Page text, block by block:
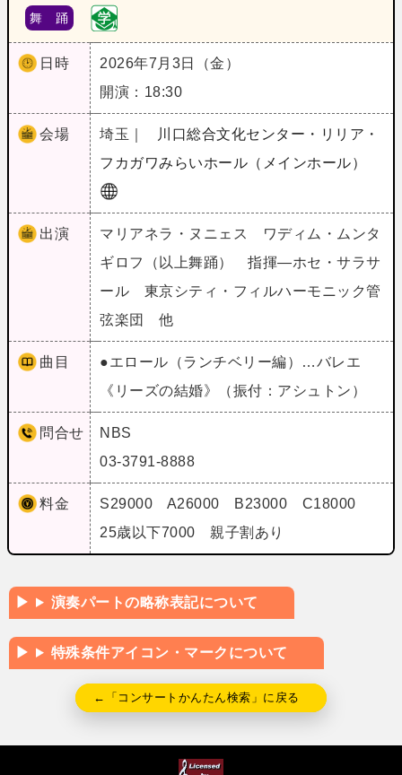
舞 踊
日時
2026年7月3日（金）
開演：18:30
会場 埼玉｜
川口総合文化センター・リリア・
フカガワみらいホール（メインホール）
出演
マリアネラ・ヌニェス ワディム・ムンタ
ギロフ（以上舞踊） 指揮―ホセ・サラサ
ール 東京シティ・フィルハーモニック管
弦楽団 他
曲目
●エロール（ランチベリー編）…バレエ
《リーズの結婚》（振付：アシュトン）
問合せ
NBS
03-3791-8888
料金
S29000 A26000 B23000 C18000
25歳以下7000 親子割あり
演奏パートの略称表記について
特殊条件アイコン・マークについて
←「コンサートかんたん検索」に戻る